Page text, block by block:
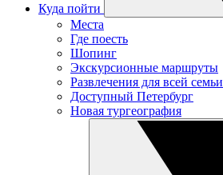
Куда пойти
Места
Где поесть
Шопинг
Экскурсионные маршруты
Развлечения для всей семьи
Доступный Петербург
Новая тургеография